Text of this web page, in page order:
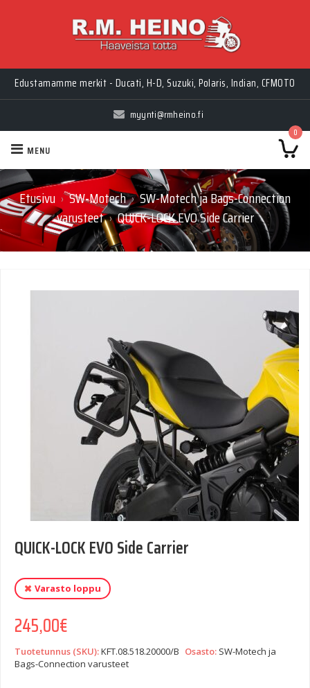
Edustamamme merkit - Ducati, H-D, Suzuki, Polaris, Indian, CFMOTO
myynti@rmheino.fi
0
MENU
Etusivu › SW-Motech › SW-Motech ja Bags-Connection
varusteet › QUICK-LOCK EVO Side Carrier
QUICK-LOCK EVO Side Carrier
Varasto loppu
245,00€
Tuotetunnus (SKU):KFT.08.518.20000/B Osasto: SW-Motech ja
Bags-Connection varusteet